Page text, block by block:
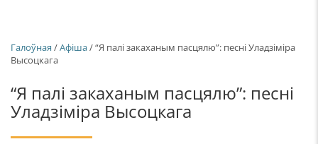
Галоўная /Афiша/ “Я палі закаханым пасцялю”: песні Уладзіміра
Высоцкага
“Я палі закаханым пасцялю”: песні
Уладзіміра Высоцкага